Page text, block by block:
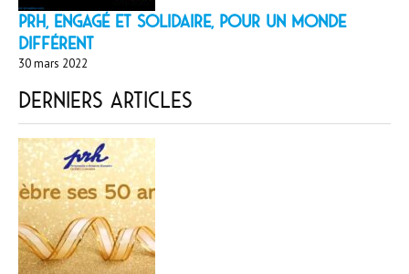
PRH, engagé et solidaire, pour un monde
différent
30 mars 2022
Derniers articles